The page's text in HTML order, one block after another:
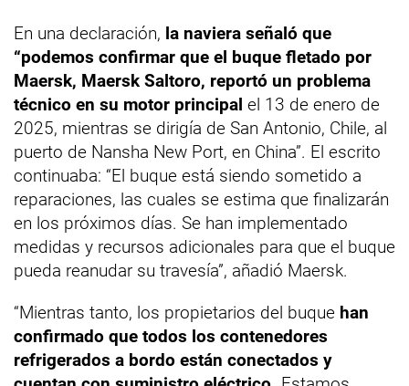
En una declaración, la naviera señaló que
“podemos confirmar que el buque fletado por
Maersk, Maersk Saltoro, reportó un problema
técnico en su motor principal el 13 de enero de
2025, mientras se dirigía de San Antonio, Chile, al
puerto de Nansha New Port, en China”. El escrito
continuaba: “El buque está siendo sometido a
reparaciones, las cuales se estima que finalizarán
en los próximos días. Se han implementado
medidas y recursos adicionales para que el buque
pueda reanudar su travesía”, añadió Maersk.
“Mientras tanto, los propietarios del buque han
confirmado que todos los contenedores
refrigerados a bordo están conectados y